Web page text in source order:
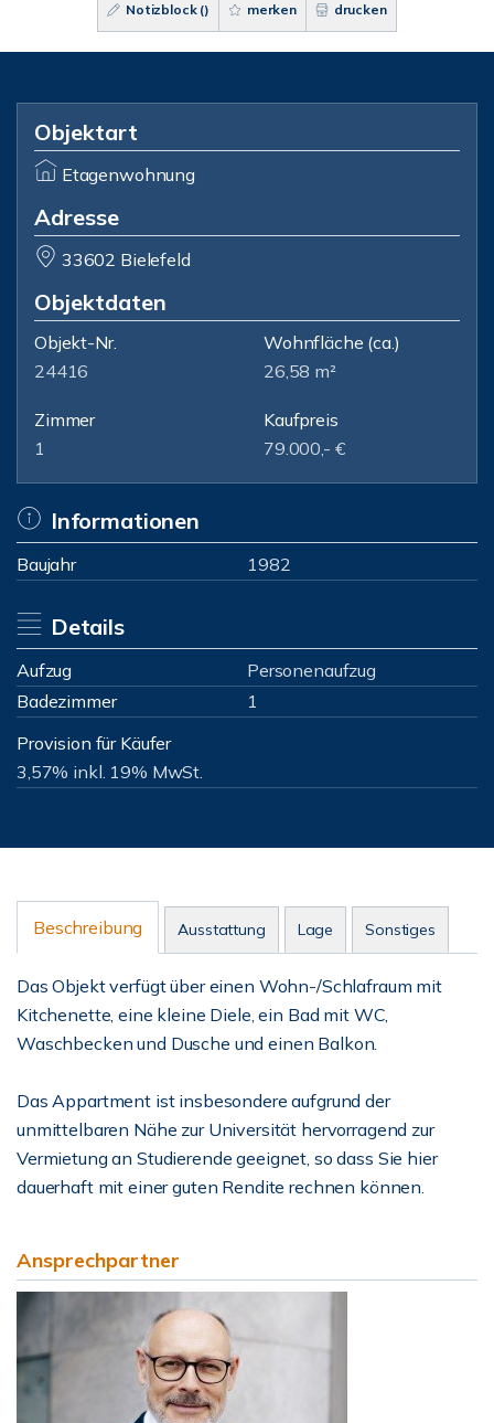
Notizblock () merken drucken
Objektart
Etagenwohnung
Adresse
33602 Bielefeld
Objektdaten
Objekt-Nr.
24416
Wohnfläche (ca.)
26,58 m²
Zimmer
1
Kaufpreis
79.000,- €
Informationen
Baujahr 1982
Details
Aufzug
Personenaufzug
Badezimmer
1
Provision für Käufer
3,57% inkl. 19% MwSt.
Beschreibung Ausstattung Lage Sonstiges
Das Objekt verfügt über einen Wohn-/Schlafraum mit
Kitchenette, eine kleine Diele, ein Bad mit WC,
Waschbecken und Dusche und einen Balkon.
Das Appartment ist insbesondere aufgrund der
unmittelbaren Nähe zur Universität hervorragend zur
Vermietung an Studierende geeignet, so dass Sie hier
dauerhaft mit einer guten Rendite rechnen können.
Ansprechpartner